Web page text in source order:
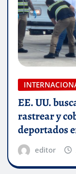
EE. UU.
rastrear y
deportados
editor